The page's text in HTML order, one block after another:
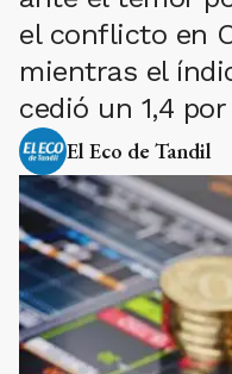
el conflicto en
mientras el
cedió un 1,4
El Eco de Tandil